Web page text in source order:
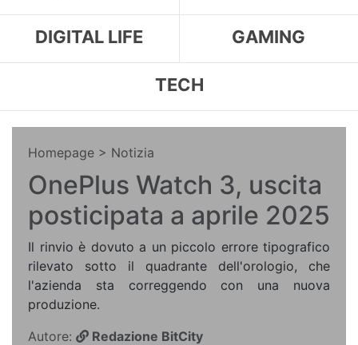
DIGITAL LIFE GAMING
TECH
Homepage > Notizia
OnePlus Watch 3, uscita
posticipata a aprile 2025
Il rinvio è dovuto a un piccolo errore tipografico
rilevato sotto il quadrante dell'orologio, che
l'azienda sta correggendo con una nuova
produzione.
Autore:
Redazione BitCity